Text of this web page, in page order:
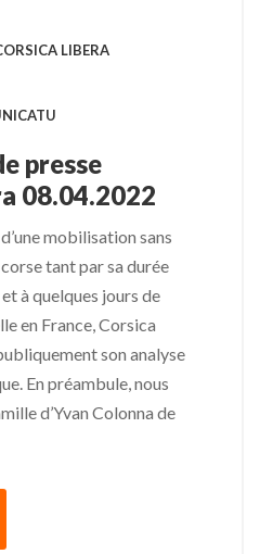
LIBERA
presse
08.04.2022
mobilisation sans
tant par sa durée
à quelques jours de
en France, Corsica
son analyse
En préambule, nous
d’Yvan Colonna de